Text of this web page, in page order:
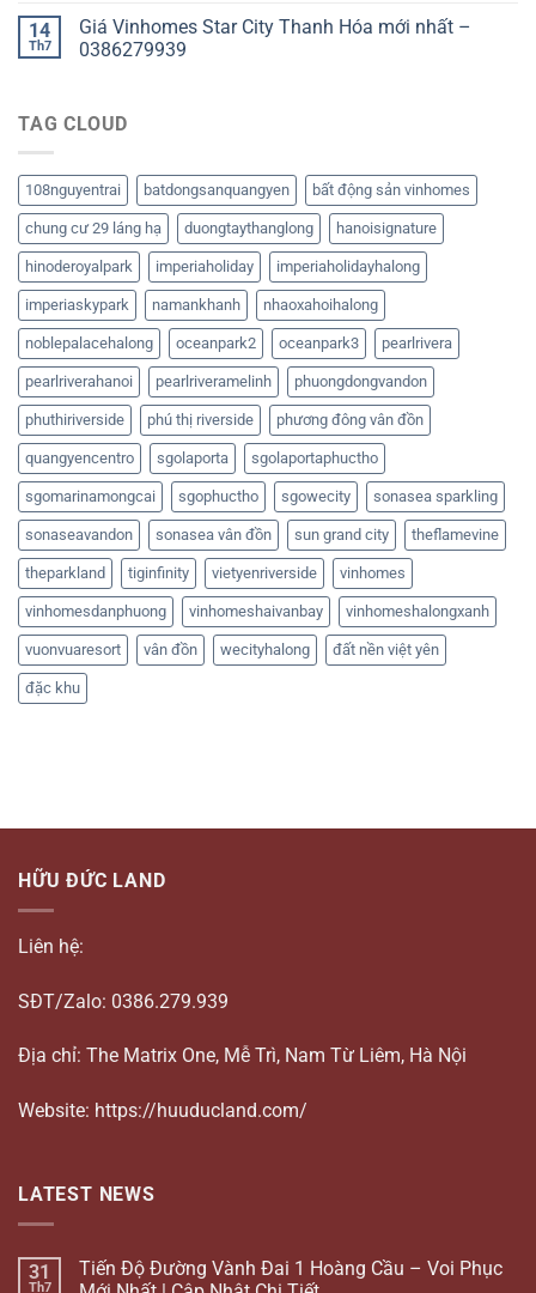
14
Th7
Giá Vinhomes Star City Thanh Hóa mới nhất –
0386279939
TAG CLOUD
108nguyentrai batdongsanquangyen bất động sản vinhomes
chung cư 29 láng hạ duongtaythanglong hanoisignature
hinoderoyalpark imperiaholiday imperiaholidayhalong
imperiaskypark namankhanh nhaoxahoihalong
noblepalacehalong oceanpark2 oceanpark3 pearlrivera
pearlriverahanoi pearlriveramelinh phuongdongvandon
phuthiriverside phú thị riverside phương đông vân đồn
quangyencentro sgolaporta sgolaportaphuctho
sgomarinamongcai sgophuctho sgowecity sonasea sparkling
sonaseavandon sonasea vân đồn sun grand city theflamevine
theparkland tiginfinity vietyenriverside vinhomes
vinhomesdanphuong vinhomeshaivanbay vinhomeshalongxanh
vuonvuaresort vân đồn wecityhalong đất nền việt yên
đặc khu
HỮU ĐỨC LAND
Liên hệ:
SĐT/Zalo: 0386.279.939
Địa chỉ: The Matrix One, Mễ Trì, Nam Từ Liêm, Hà Nội
Website: https://huuducland.com/
LATEST NEWS
31
Th7
Tiến Độ Đường Vành Đai 1 Hoàng Cầu – Voi Phục